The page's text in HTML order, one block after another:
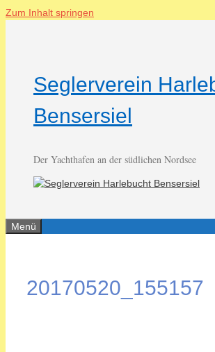
Zum Inhalt springen
Seglerverein
Bensersiel
Der Yachthafen an der südlichen Nordsee
Menü
20170520_155157